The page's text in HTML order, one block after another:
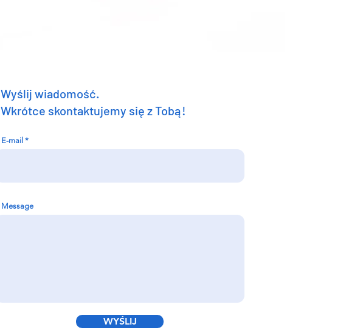
Wyślij wiadomość.
Wkrótce skontaktujemy się z Tobą!
E-mail
Message
WYŚLIJ